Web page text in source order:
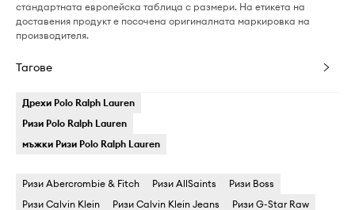
стандартната европейска таблица с размери. На етикета на
доставения продукт е посочена оригиналната маркировка на
производителя.
Тагове
Дрехи Polo Ralph Lauren
Ризи Polo Ralph Lauren
мъжки Ризи Polo Ralph Lauren
Ризи Abercrombie & Fitch Ризи AllSaints
Ризи Boss
Ризи Calvin Klein
Ризи Calvin Klein Jeans Ризи G-Star Raw